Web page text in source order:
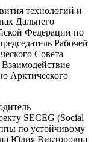
технологий и
Дальнего
Федерации по
Рабочей
Совета
Арктического
SECEG (Social
по устойчивому
Юлия Викторовна